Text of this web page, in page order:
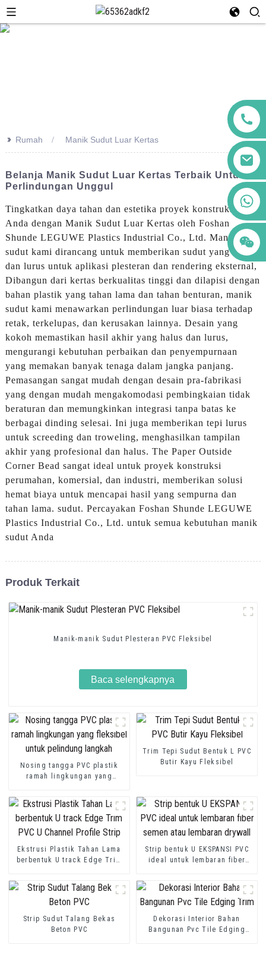
>> Rumah Manik Sudut Luar Kertas
Belanja Manik Sudut Luar Kertas Terbaik Untuk
Perlindungan Unggul
Tingkatkan daya tahan dan estetika proyek konstruksi
Anda dengan Manik Sudut Luar Kertas oleh Foshan
Shunde LEGUWE Plastics Industrial Co., Ltd. Manik
sudut kami dirancang untuk memberikan sudut yang kuat
dan lurus untuk aplikasi plesteran dan rendering eksternal,
Dibangun dari kertas berkualitas tinggi dan dilapisi dengan
bahan plastik yang tahan lama dan tahan benturan, manik
sudut kami menawarkan perlindungan luar biasa terhadap
retak, terkelupas, dan kerusakan lainnya. Desain yang
kokoh memastikan hasil akhir yang halus dan lurus,
mengurangi kebutuhan perbaikan dan penyempurnaan
yang memakan banyak tenaga dalam jangka panjang.
Pemasangan sangat mudah dengan desain pra-fabrikasi
yang dengan mudah mengakomodasi pembingkaian tidak
beraturan dan memungkinkan integrasi tanpa batas ke
berbagai dinding selesai. Ini juga memberikan tepi lurus
untuk screeding dan troweling, menghasilkan tampilan
akhir yang profesional dan halus. The Paper Outside
Corner Bead sangat ideal untuk proyek konstruksi
perumahan, komersial, dan industri, memberikan solusi
hemat biaya untuk mencapai hasil yang sempurna dan
tahan lama. sudut. Percayakan Foshan Shunde LEGUWE
Plastics Industrial Co., Ltd. untuk semua kebutuhan manik
sudut Anda
Produk Terkait
Manik-manik Sudut Plesteran PVC Fleksibel
Baca selengkapnya
Nosing tangga PVC plastik
ramah lingkungan yang
Trim Tepi Sudut Bentuk L PVC
Butir Kayu Fleksibel
Ekstrusi Plastik Tahan Lama
berbentuk U track Edge Trim
Strip bentuk U EKSPANSI PVC
ideal untuk lembaran fiber
Strip Sudut Talang Bekas
Beton PVC
Dekorasi Interior Bahan
Bangunan Pvc Tile Edging